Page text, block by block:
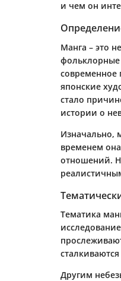
и чем он
Манга – это
фольклорные
современное
японские
стало
истории о
Изначально,
временем
отношений.
Тематика
Другим